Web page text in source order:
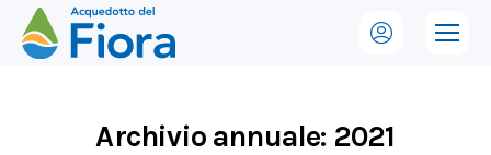
Archivio annuale: 2021